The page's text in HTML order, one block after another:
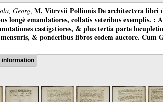
Georg, M. Vitrvvii Pollionis De architectvra libri
longè emandatiores, collatis veteribus exemplis. :
castigatiores, & plus tertia parte
& ponderibus libros eodem auctore.
information